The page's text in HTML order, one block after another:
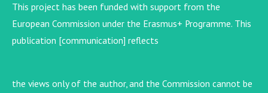
This project has been funded with support from the
European Commission under the Erasmus+ Programme. This
publication [communication] reflects
the views only of the author, and the Commission cannot be